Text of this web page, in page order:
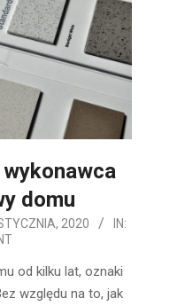
domu
2020
IN:
od kilku lat, oznaki
względu na to, jak